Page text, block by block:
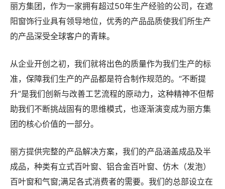
丽方集团，作为一家拥有超过50年生产经验的公司，在遮
阳窗饰行业具有领导地位，优秀的产品品质使我们所生产
的产品深受全球客户的青睐。
从企业开创之初，我们就将出色的质量作为我们生产的标
准，保障我们生产的产品都是符合制作规范的。“不断提
升”是我们创新与改善工艺流程的原动力，这种精神不但帮
助我们不断挑战固有的思维模式，也逐渐演变成为丽方集
团的核心价值的一部分。
丽方提供完整的产品解决方案，我们的产品涵盖成品及半
成品，种类有立式百叶窗、铝合金百叶窗、仿木（发泡）
百叶窗和气窗;满足各式消费者的需要。我们的总部设立在